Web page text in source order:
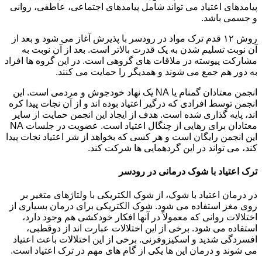
پیامدهای اعتیاد می تواند شامل پیامدهای اجتماعی، عاطفی، روانی
و جسمی باشد.
روش ۱۲ قدم ترک مواد در رودسر با پذیرش آغاز می شود و بعد از
آن نوبت تسلیم شدن به یک قدرت بالاتر است. بعد از آن نوبت به
مشارکت پیوسته در ملاقات های گروهی است. در این گروه ها افراد
به دور هم جمع می شوند و همدیگر را حمایت می کنند.
انجمن معتادان گمنام یا NA یک نهاد خودجوش و مردمی است. این
انجمن توسط افرادی که درگیر اعتیاد بوده اند و از آن نجات پیدا کره
اند، پایه گذاری شده است. هدف از ایجاد این انجمن حمایت از سایر
معتادان برای رهایی از چنگال اعتیاد است. عضویت در جلسات NA
این انجمن رایگان است و هر کسی که بخواهد از شر اعتیاد نجات پیدا
کند، می تواند در این گردهمایی ها شرکت کند.
ترک اعتیاد با شوک درمانی در رودسر
در درمان اعتیاد با شوک، از شوک الکتریکی با ولتاژهای متغیر بر
روی مغز استفاده می شود. شوک الکتریکی برای درمان بسیاری از
اختلالات روانی که معمولاً در آنها افکار خودکشی هم وجود دارد،
استفاده می شود. برخی از این اختلالات عبارت اند از دوقطبی،
افسردگی شدید و اسکیزوفرنی. برخی از این اختلالات باعث اعتیاد
می شوند و درمان این ها یکی از گام های مهم در ترک اعتیاد است.